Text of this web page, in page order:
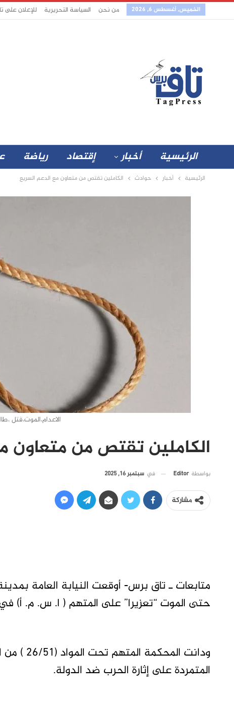
الخميس, أغسطس 6, 2026 من نحن السياسة التحريرية للإعلان على
الرئيسية أخبار إقتصاد رياضة
الرئيسية أخبار حوادث الكاملين تقتص من متعاون مع الدعم السريع
الاعدام،الموت،قتل
الكاملين تقتص من متعاون
بواسطة Editor في سبتمبر 16, 2025
مشاركة
متابعات ـ تاق برس- أوقعت النيابة العامة
حتى الموت “تعزيرا” على المتهم ( ا. س. م. أ) في
المتمردة على إثارة الحرب ضد الدولة.